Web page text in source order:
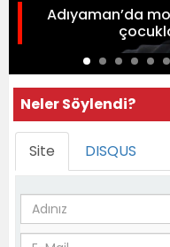
Adıyaman’da
Neler Söylendi?
Site DISQUS